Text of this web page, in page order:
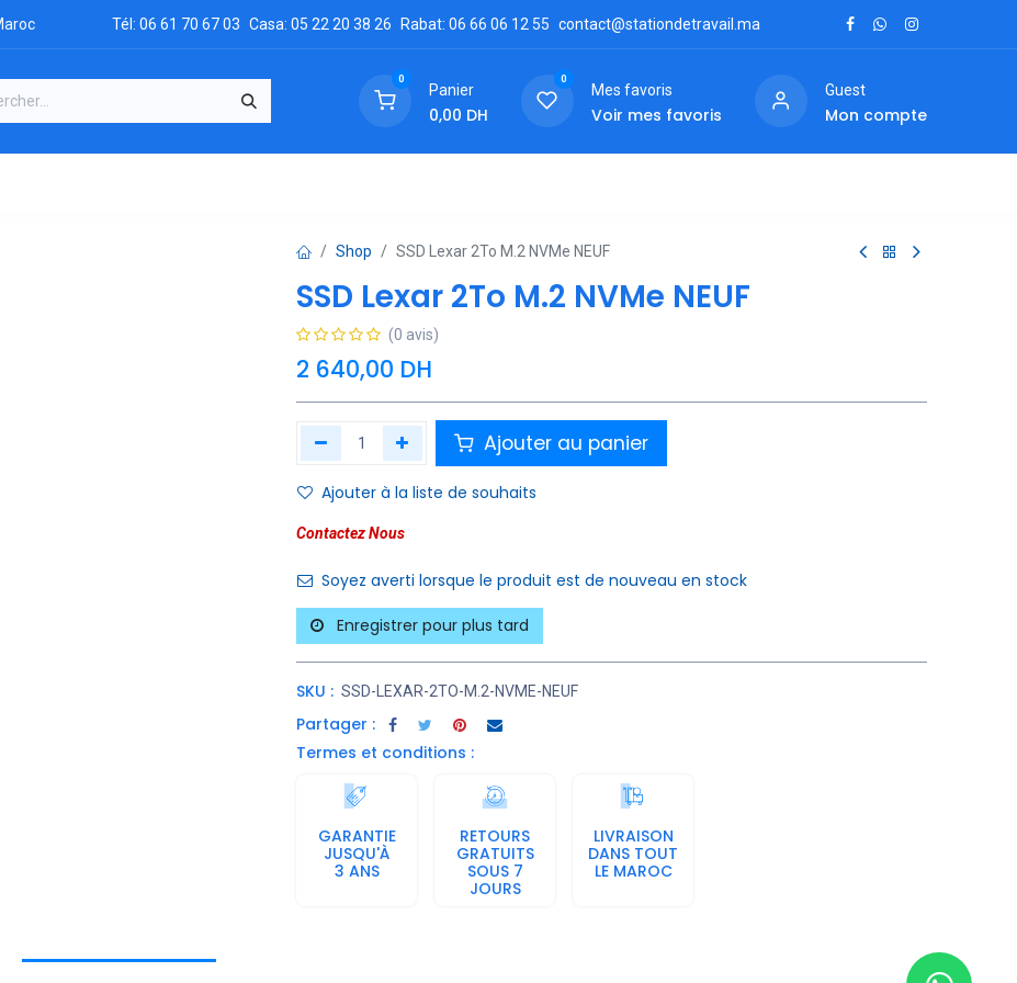
Tél: 06 61 70 67 03 Casa: 05 22 20 38 26 Rabat: 06 66 06 12 55 contact@stationdetravail.ma
0
Panier
0,00 DH
0
Mes favoris
Voir mes favoris
Guest
Mon compte
Shop SSD Lexar 2To M.2 NVMe NEUF
SSD Lexar 2To M.2 NVMe NEUF
(0 avis)
2 640,00 DH
Ajouter au panier
Ajouter à la liste de souhaits
Contactez Nous
Soyez averti lorsque le produit est de nouveau en stock
Enregistrer pour plus tard
SKU : SSD-LEXAR-2TO-M.2-NVME-NEUF
Partager :
Termes et conditions :
GARANTIE
JUSQU'À
3 ANS
RETOURS
GRATUITS
SOUS 7
JOURS
LIVRAISON
DANS TOUT
LE MAROC